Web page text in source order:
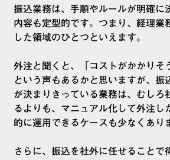
振込業務は、手順やルールが明確に
内容も定型的です。つまり、経理業
した領域のひとつといえます。
外注と聞くと、「コストがかかりそ
という声もあるかと思いますが、振
が決まりきっている業務は、むしろ
るよりも、マニュアル化して外注し
的に運用できるケースも少なくあり
さらに、振込を社外に任せることで